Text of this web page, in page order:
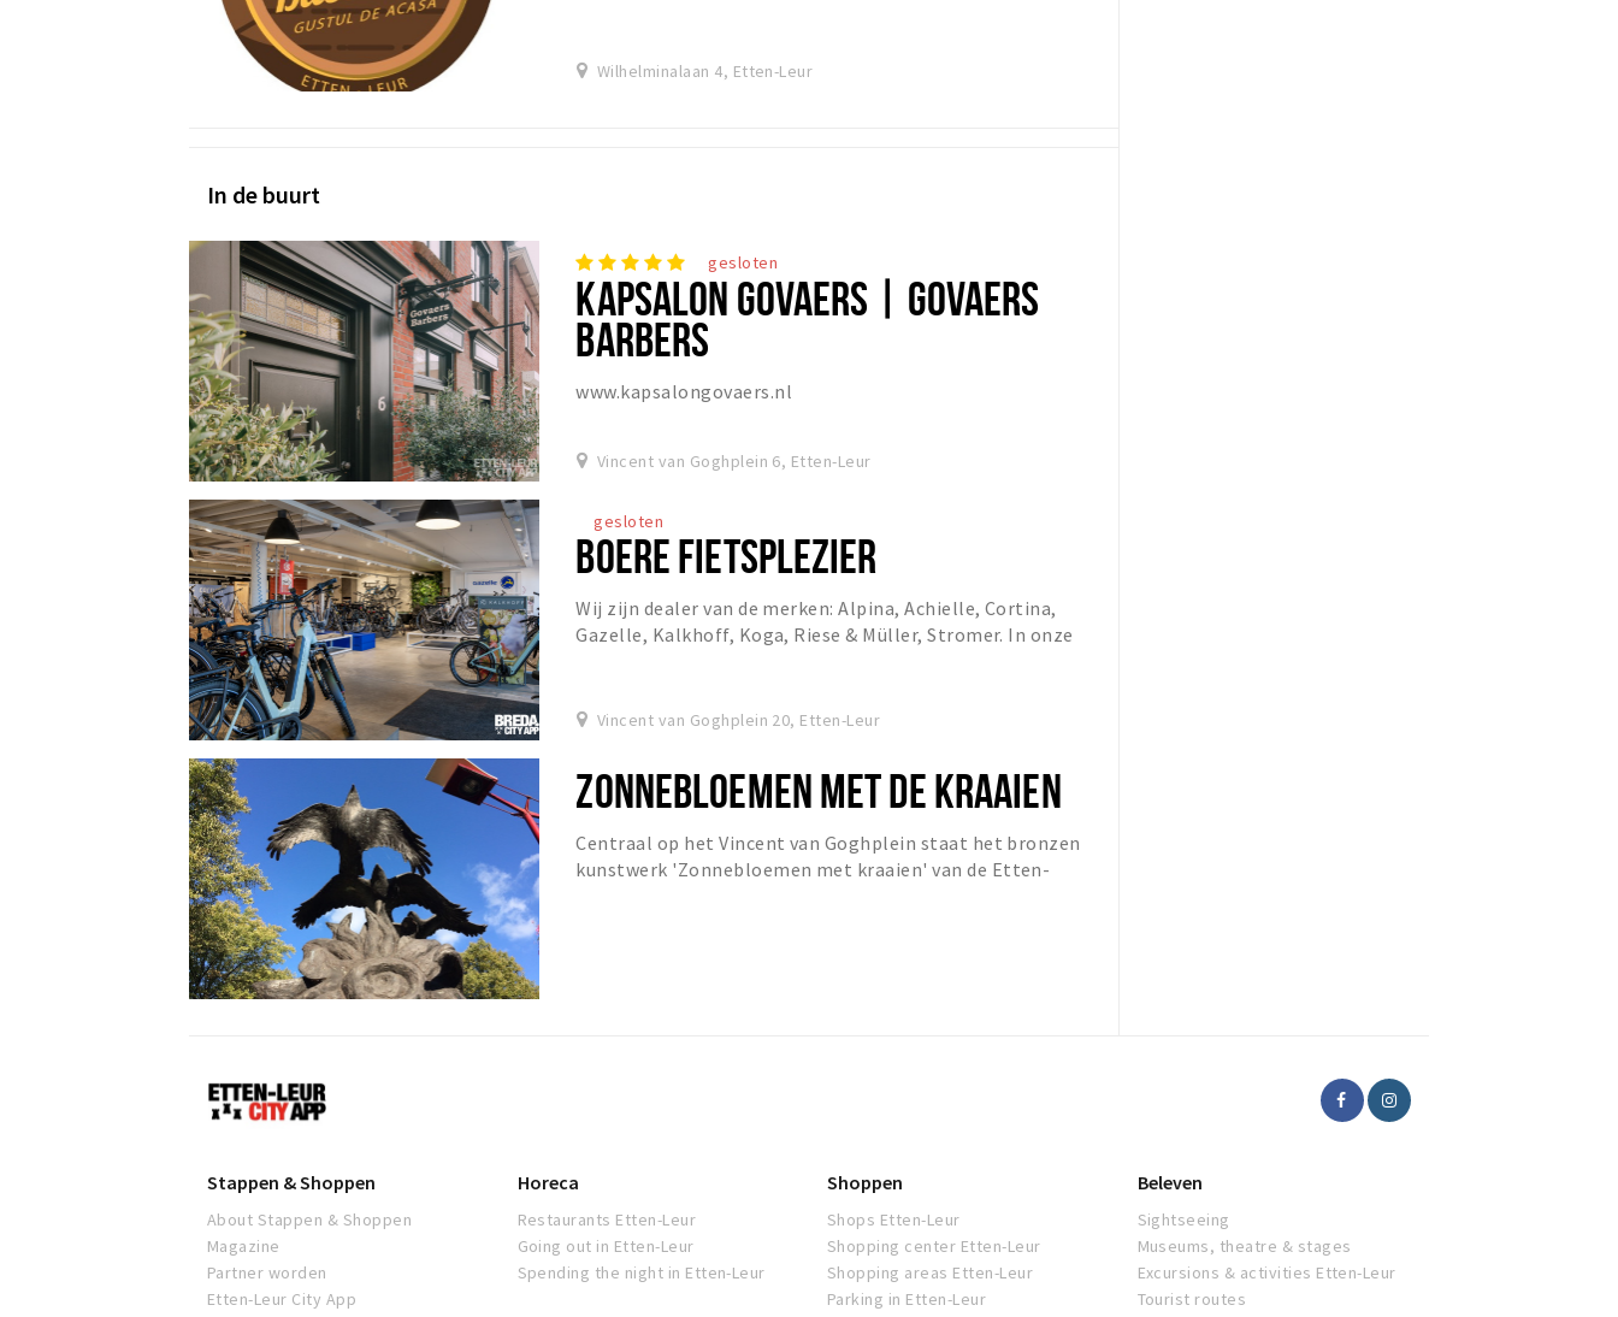
Wilhelminalaan 4, Etten-Leur
In de buurt
gesloten
KAPSALON GOVAERS | GOVAERS
BARBERS
www.kapsalongovaers.nl
Vincent van Goghplein 6, Etten-Leur
gesloten
BOERE FIETSPLEZIER
Wij zijn dealer van de merken: Alpina, Achielle, Cortina,
Gazelle, Kalkhoff, Koga, Riese & Müller, Stromer. In onze
Vincent van Goghplein 20, Etten-Leur
ZONNEBLOEMEN MET DE KRAAIEN
Centraal op het Vincent van Goghplein staat het bronzen
kunstwerk 'Zonnebloemen met kraaien' van de Etten-
Etten-
Leur
Stappen & Shoppen
About Stappen & Shoppen
Magazine
Partner worden
Etten-Leur City App
Horeca
Restaurants Etten-Leur
Going out in Etten-Leur
Spending the night in Etten-Leur
Shoppen
Shops Etten-Leur
Shopping center Etten-Leur
Shopping areas Etten-Leur
Parking in Etten-Leur
Beleven
Sightseeing
Museums, theatre & stages
Excursions & activities Etten-Leur
Tourist routes